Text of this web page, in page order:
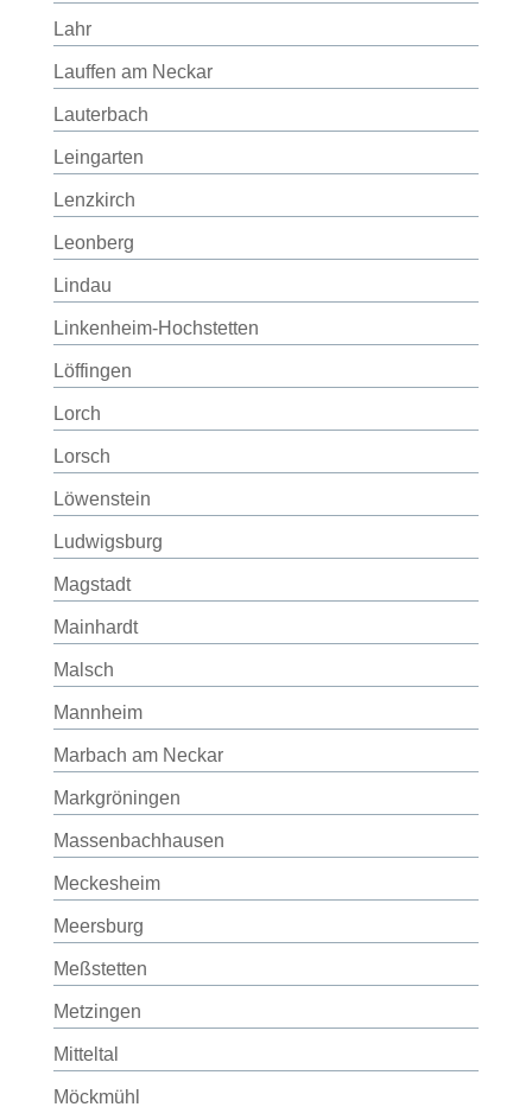
Lahr
Lauffen am Neckar
Lauterbach
Leingarten
Lenzkirch
Leonberg
Lindau
Linkenheim-Hochstetten
Löffingen
Lorch
Lorsch
Löwenstein
Ludwigsburg
Magstadt
Mainhardt
Malsch
Mannheim
Marbach am Neckar
Markgröningen
Massenbachhausen
Meckesheim
Meersburg
Meßstetten
Metzingen
Mitteltal
Möckmühl